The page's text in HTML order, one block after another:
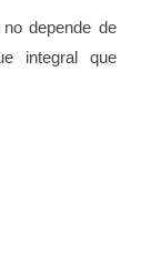
depende de
integral que